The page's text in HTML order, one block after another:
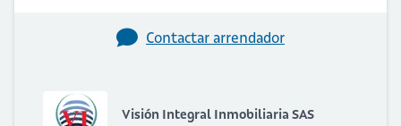
Contactar arrendador
Visión Integral Inmobiliaria SAS